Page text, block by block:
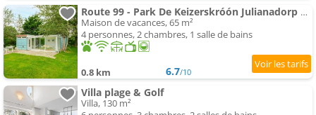
Route 99 - Park De Keizerskróón Julianadorp aan Zee
Maison de vacances, 65 m²
4 personnes, 2 chambres, 1 salle de bains
0.8 km 6.7/10
Villa plage & Golf
Villa, 130 m²